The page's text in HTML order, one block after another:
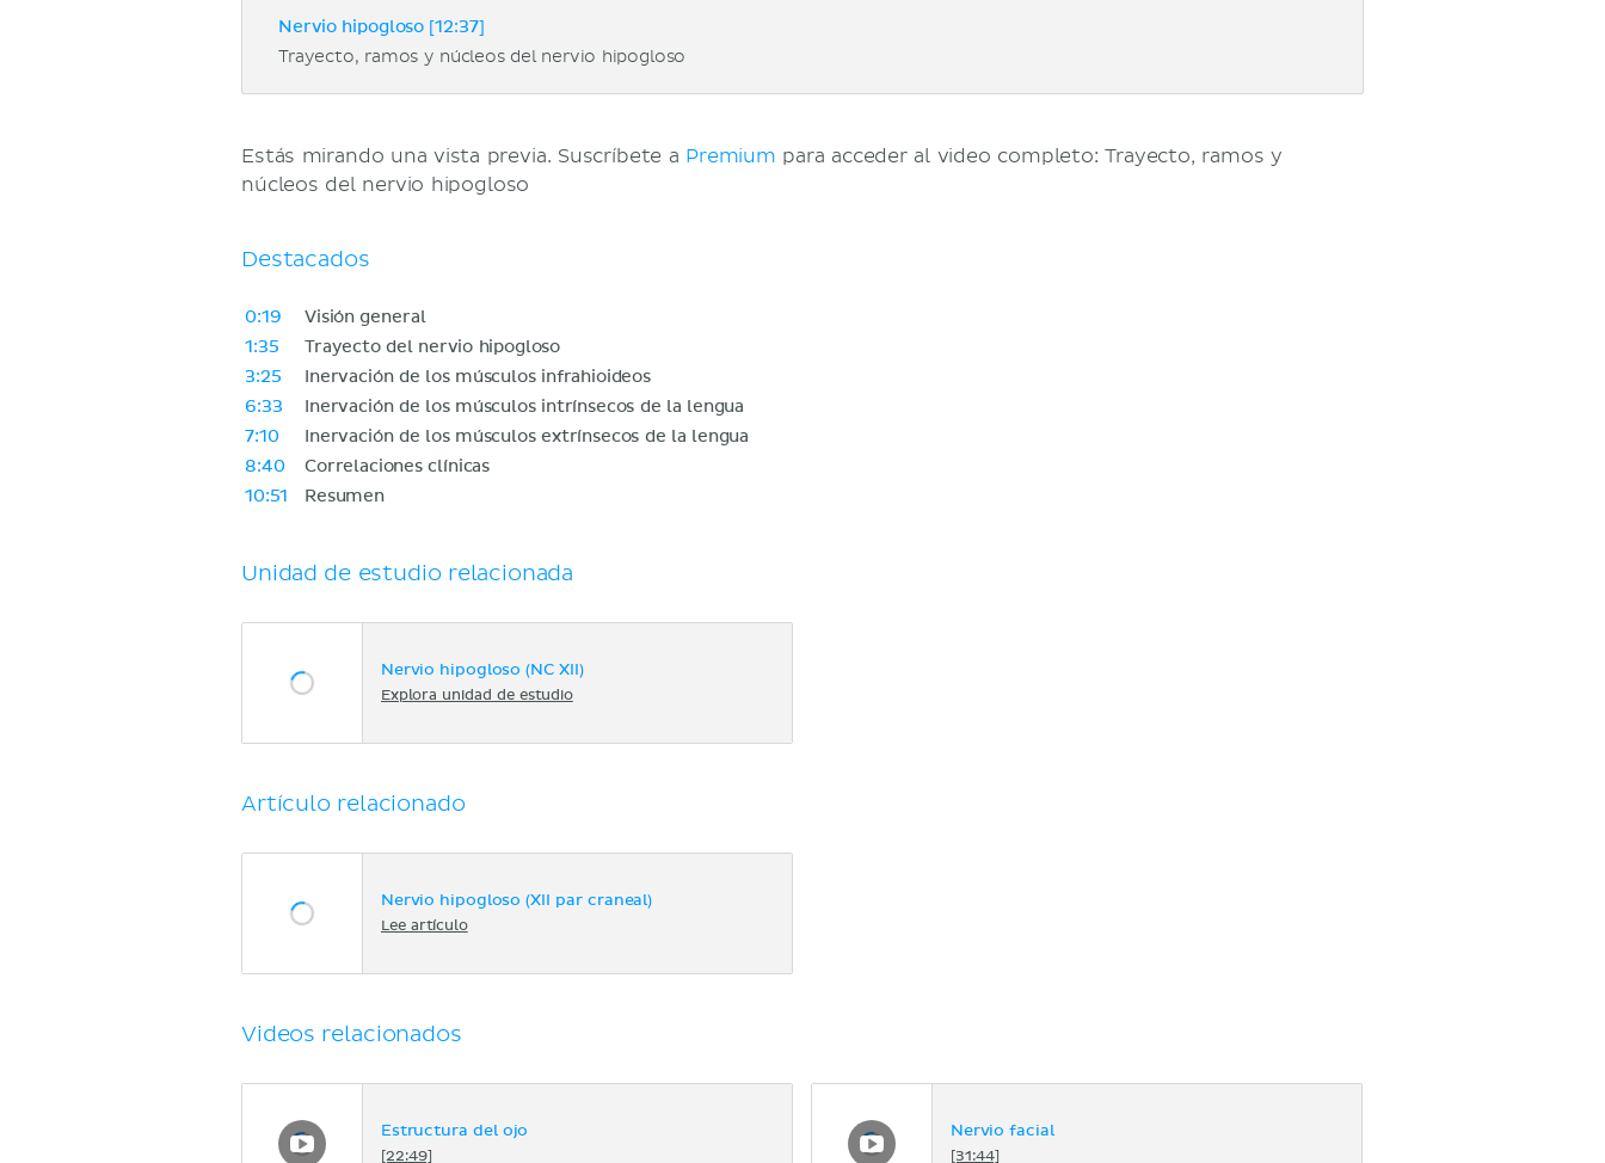
Nervio hipogloso [12:37]
Trayecto, ramos y núcleos del nervio hipogloso
Estás mirando una vista previa. Suscríbete a Premium para acceder al video completo: Trayecto, ramos y
núcleos del nervio hipogloso
Destacados
0:19
Visión general
1:35
Trayecto del nervio hipogloso
3:25
Inervación de los músculos infrahioideos
6:33
Inervación de los músculos intrínsecos de la lengua
7:10
Inervación de los músculos extrínsecos de la lengua
8:40
Correlaciones clínicas
10:51
Resumen
Unidad de estudio relacionada
Nervio hipogloso (NC XII)
Explora unidad de estudio
Artículo relacionado
Nervio hipogloso (XII par craneal)
Lee artículo
Videos relacionados
Estructura del ojo
[22:49]
Nervio facial
[31:44]